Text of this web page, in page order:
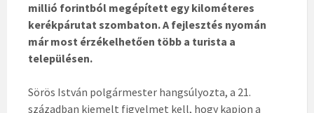
millió forintból megépített egy kilométeres
kerékpárutat szombaton. A fejlesztés nyomán
már most érzékelhetően több a turista a
településen.
Sörös István polgármester hangsúlyozta, a 21.
században kiemelt figyelmet kell, hogy kapjon a